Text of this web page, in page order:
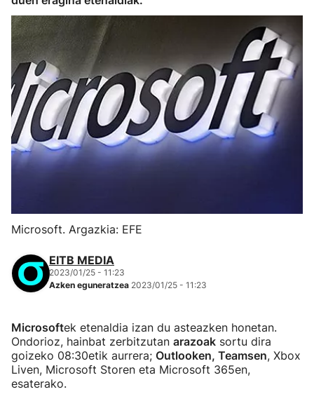
Microsoft. Argazkia: EFE
EITB MEDIA
2023/01/25 - 11:23
Azken eguneratzea 2023/01/25 - 11:23
Microsoftek etenaldia izan du asteazken honetan.
Ondorioz, hainbat zerbitzutan arazoak sortu dira
goizeko 08:30etik aurrera; Outlooken, Teamsen, Xbox
Liven, Microsoft Storen eta Microsoft 365en,
esaterako.